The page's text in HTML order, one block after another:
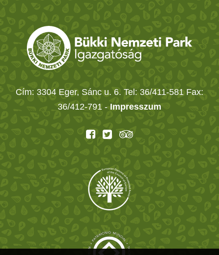
Cím: 3304 Eger, Sánc u. 6. Tel: 36/411-581 Fax:
36/412-791 - Impresszum